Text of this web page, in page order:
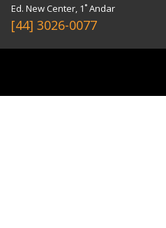
Ed. New Center, 1˚ Andar
[44] 3026-0077